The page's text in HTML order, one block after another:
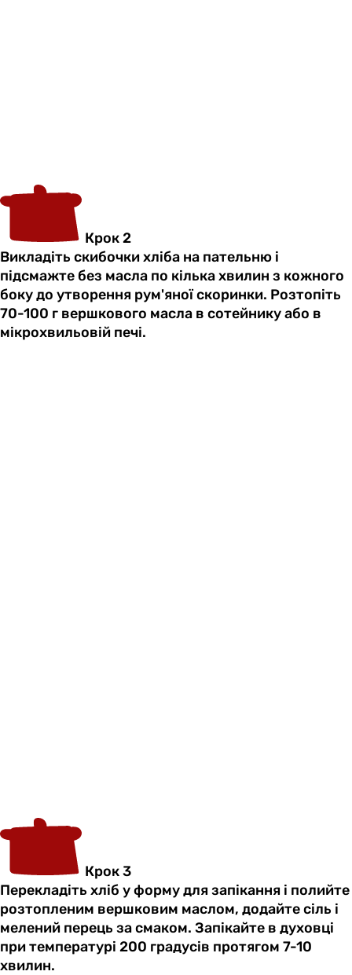
Крок 2
Викладіть скибочки хліба на пательню і
підсмажте без масла по кілька хвилин з кожного
боку до утворення рум'яної скоринки. Розтопіть
70-100 г вершкового масла в сотейнику або в
мікрохвильовій печі.
Крок 3
Перекладіть хліб у форму для запікання і полийте
розтопленим вершковим маслом, додайте сіль і
мелений перець за смаком. Запікайте в духовці
при температурі 200 градусів протягом 7-10
хвилин.